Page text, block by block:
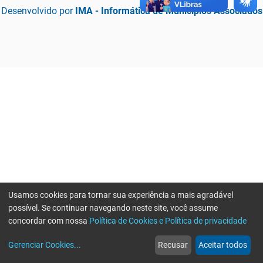
Desenvolvido por IMA - Informática de Municípios Associados
web
Notícias
more_horiz
Mais
Usamos cookies para tornar sua experiência a mais agradável
possível. Se continuar navegando neste site, você assume
concordar com nossa Política de Cookies e Política de privacidade
Gerenciar Cookies... Recusar Aceitar todos
Erro ao enviar informações, por favor tente novamente